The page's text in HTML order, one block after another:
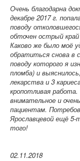
Очень благодарна
декабре 2017 г.
поводу
обточен острый
Каково же было моё
обратиться снова в
поводу которого я
пломба) и
лекарства и 3
кропотливая
внимательное и
пациентам.
Ярославцевой ещё
того!
02.11.2018